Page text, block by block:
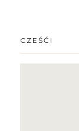
CZEŚĆ!